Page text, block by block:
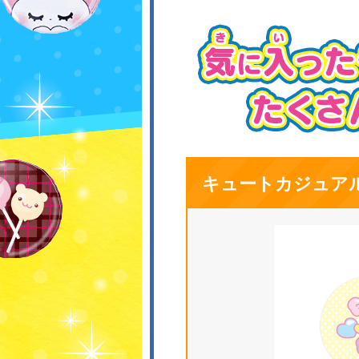
キュートカジュア